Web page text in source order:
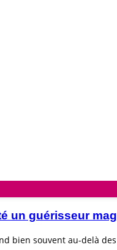
un guérisseur
bien souvent au-delà